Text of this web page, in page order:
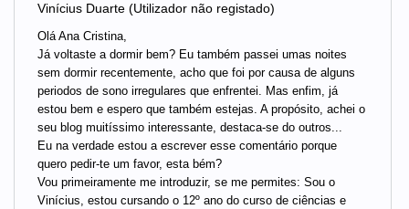
Vinícius Duarte (Utilizador não registado)
Olá Ana Cristina,
Já voltaste a dormir bem? Eu também passei umas noites
sem dormir recentemente, acho que foi por causa de alguns
periodos de sono irregulares que enfrentei. Mas enfim, já
estou bem e espero que também estejas. A propósito, achei o
seu blog muitíssimo interessante, destaca-se do outros...
Eu na verdade estou a escrever esse comentário porque
quero pedir-te um favor, esta bém?
Vou primeiramente me introduzir, se me permites: Sou o
Vinícius, estou cursando o 12º ano do curso de ciências e